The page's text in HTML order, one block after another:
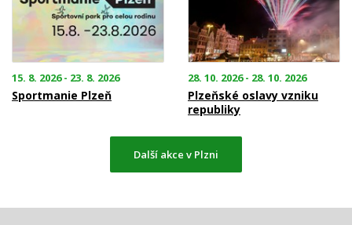
15. 8. 2026 - 23. 8. 2026
Sportmanie Plzeň
28. 10. 2026 - 28. 10. 2026
Plzeňské oslavy vzniku
republiky
Další akce v Plzni